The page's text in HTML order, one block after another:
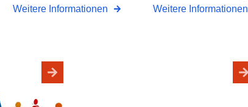
Weitere Informationen
Weitere Informationen